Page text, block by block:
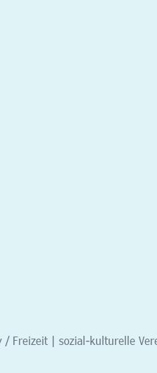
/ Freizeit | sozial-kulturelle